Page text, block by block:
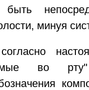
минуя
во рту"